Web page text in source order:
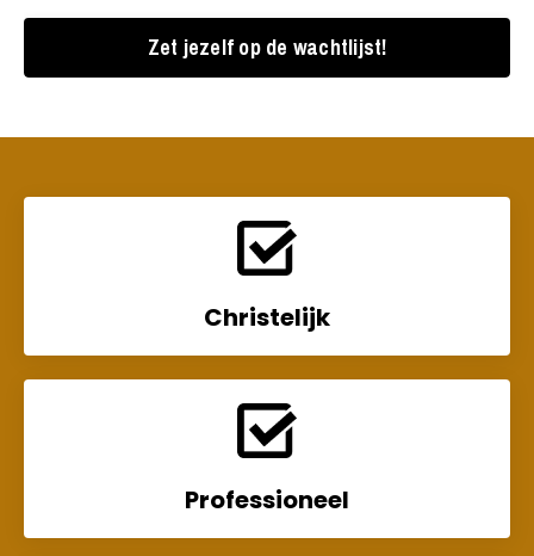
Zet jezelf op de wachtlijst!
Christelijk
Professioneel